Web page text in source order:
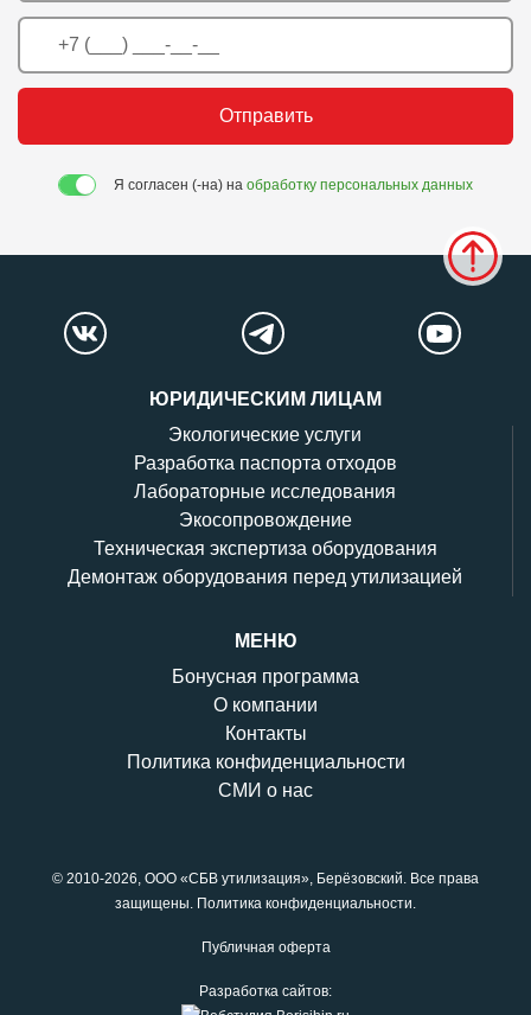
Отправить
Я согласен (-на) на обработку персональных данных
ЮРИДИЧЕСКИМ ЛИЦАМ
Экологические услуги
Разработка паспорта отходов
Лабораторные исследования
Экосопровождение
Техническая экспертиза оборудования
Демонтаж оборудования перед утилизацией
МЕНЮ
Бонусная программа
О компании
Контакты
Политика конфиденциальности
СМИ о нас
© 2010-2026, ООО «СБВ утилизация», Берёзовский. Все права
защищены. Политика конфиденциальности.
Публичная оферта
Разработка сайтов: